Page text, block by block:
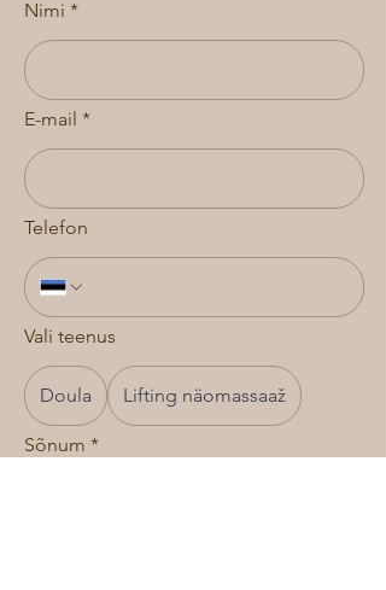
Nimi *
E-mail *
Telefon
Vali teenus
Doula Lifting näomassaaž
Sõnum *